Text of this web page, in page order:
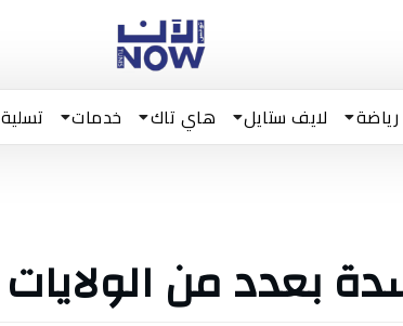
رياضة لايف ستايل هاي تاك خدمات تسلية
بعدد من الولايات